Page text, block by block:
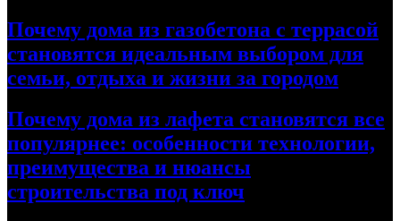
Почему дома из газобетона с террасой
становятся идеальным выбором для
семьи, отдыха и жизни за городом
Почему дома из лафета становятся все
популярнее: особенности технологии,
преимущества и нюансы
строительства под ключ